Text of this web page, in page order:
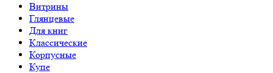
Витрины
Глянцевые
Для книг
Классические
Корпусные
Купе